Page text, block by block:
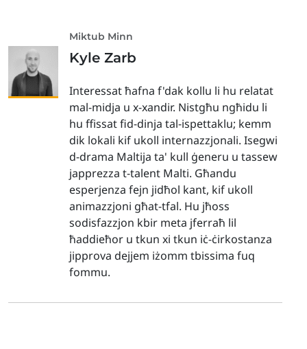
Miktub Minn
Kyle Zarb
Interessat ħafna f'dak kollu li hu relatat
mal-midja u x-xandir. Nistgħu ngħidu li
hu ffissat fid-dinja tal-ispettaklu; kemm
dik lokali kif ukoll internazzjonali. Isegwi
d-drama Maltija ta' kull ġeneru u tassew
japprezza t-talent Malti. Għandu
esperjenza fejn jidħol kant, kif ukoll
animazzjoni għat-tfal. Hu jħoss
sodisfazzjon kbir meta jferraħ lil
ħaddieħor u tkun xi tkun iċ-ċirkostanza
jipprova dejjem iżomm tbissima fuq
fommu.